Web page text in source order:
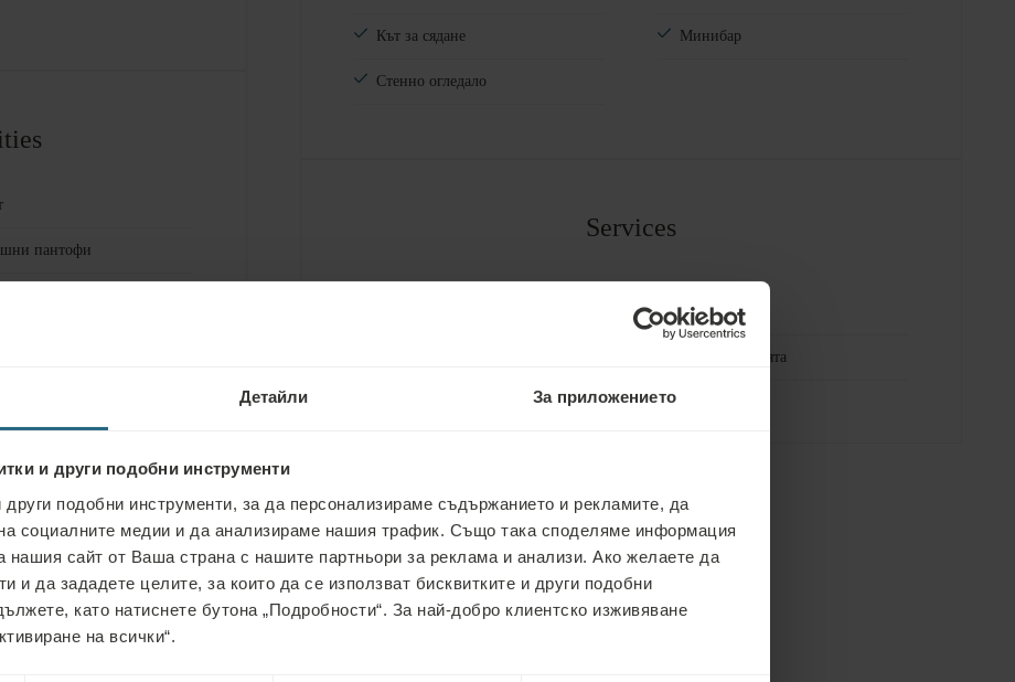
Детайли За приложението
и други подобни инструменти
други подобни инструменти, за да персонализираме съдържанието и рекламите, да
социалните медии и да анализираме нашия трафик. Също така споделяме информация
нашия сайт от Ваша страна с нашите партньори за реклама и анализи. Ако желаете да
и да зададете целите, за които да се използват бисквитките и други подобни
като натиснете бутона „Подробности“. За най-добро клиентско изживяване
на всички“.
пантофи
Кът за сядане
Стенно огледало
Минибар
Services
Мини бар
Закуска в стаята